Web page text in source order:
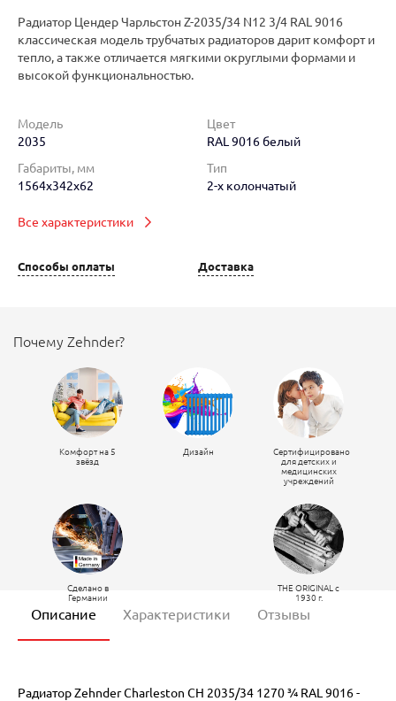
Радиатор Цендер Чарльстон Z-2035/34 N12 3/4 RAL 9016
классическая модель трубчатых радиаторов дарит комфорт и
тепло, а также отличается мягкими округлыми формами и
высокой функциональностью.
Модель
2035
Цвет
RAL 9016 белый
Габариты, мм
1564x342x62
Тип
2-х колончатый
Все характеристики
Способы оплаты Доставка
Почему Zehnder?
Комфорт на 5
звёзд
Дизайн
Сертифицировано
для детских и
медицинских
учреждений
Сделано в
Германии
THE ORIGINAL c
1930 г.
Описание Характеристики Отзывы
Радиатор Zehnder Charleston CH 2035/34 1270 ¾ RAL 9016 -